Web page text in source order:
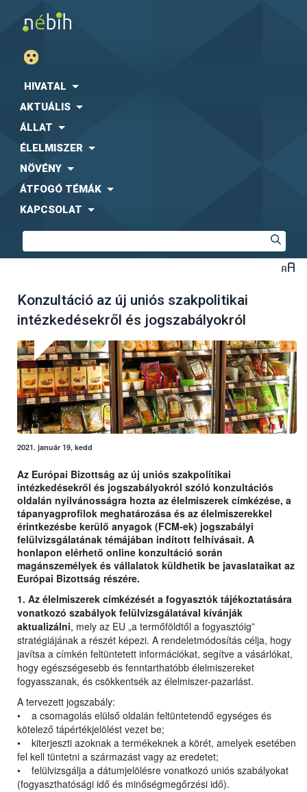
HIVATAL
AKTUÁLIS
ÁLLAT
ÉLELMISZER
NÖVÉNY
ÁTFOGÓ TÉMÁK
KAPCSOLAT
Konzultáció az új uniós szakpolitikai
intézkedésekről és jogszabályokról
2021. január 19, kedd
Az Európai Bizottság az új uniós szakpolitikai
intézkedésekről és jogszabályokról szóló konzultációs
oldalán nyilvánosságra hozta az élelmiszerek címkézése, a
tápanyagprofilok meghatározása és az élelmiszerekkel
érintkezésbe kerülő anyagok (FCM-ek) jogszabályi
felülvizsgálatának témájában indított felhívásait. A
honlapon elérhető online konzultáció során
magánszemélyek és vállalatok küldhetik be javaslataikat az
Európai Bizottság részére.
1. Az élelmiszerek címkézését a fogyasztók tájékoztatására
vonatkozó szabályok felülvizsgálatával kívánják
aktualizálni, mely az EU „a termőföldtől a fogyasztóig”
stratégiájának a részét képezi. A rendeletmódosítás célja, hogy
javítsa a címkén feltüntetett információkat, segítve a vásárlókat,
hogy egészségesebb és fenntarthatóbb élelmiszereket
fogyasszanak, és csökkentsék az élelmiszer-pazarlást.
A tervezett jogszabály:
• a csomagolás elülső oldalán feltüntetendő egységes és
kötelező tápértékjelölést vezet be;
• kiterjeszti azoknak a termékeknek a körét, amelyek esetében
fel kell tüntetni a származást vagy az eredetet;
• felülvizsgálja a dátumjelölésre vonatkozó uniós szabályokat
(fogyaszthatósági idő és minőségmegőrzési idő).